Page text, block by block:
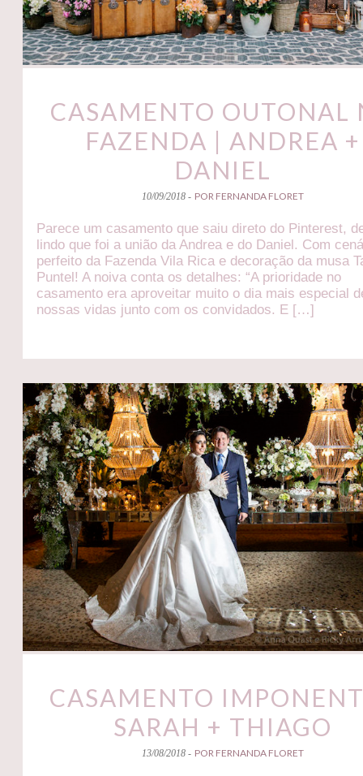
CASAMENTO OUTONAL
FAZENDA | ANDREA +
DANIEL
10/09/2018 - POR FERNANDA FLORET
Parece um casamento que saiu direto do Pinterest,
lindo que foi a união da Andrea e do Daniel. Com
perfeito da Fazenda Vila Rica e decoração da musa
Puntel! A noiva conta os detalhes: “A prioridade no
casamento era aproveitar muito o dia mais especial
nossas vidas junto com os convidados. E […]
CASAMENTO
SARAH + THIAGO
13/08/2018 - POR FERNANDA FLORET